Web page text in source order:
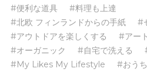
#便利な道具
#料理も上達
#北欧 フィンランドからの手紙
#
#アウトドアを楽しくする
#アー
#オーガニック
#自宅で洗える
#My Likes My Lifestyle
#おう